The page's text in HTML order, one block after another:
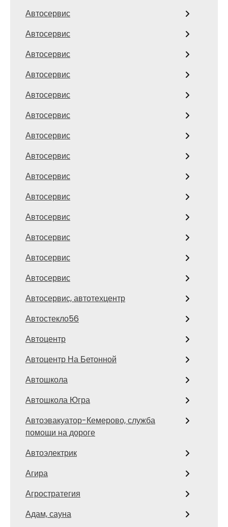
Автосервис
Автосервис
Автосервис
Автосервис
Автосервис
Автосервис
Автосервис
Автосервис
Автосервис
Автосервис
Автосервис
Автосервис
Автосервис
Автосервис
Автосервис, автотехцентр
Автостекло56
Автоцентр
Автоцентр На Бетонной
Автошкола
Автошкола Югра
Автоэвакуатор-Кемерово, служба
помощи на дороге
Автоэлектрик
Агира
Агростратегия
Адам, сауна